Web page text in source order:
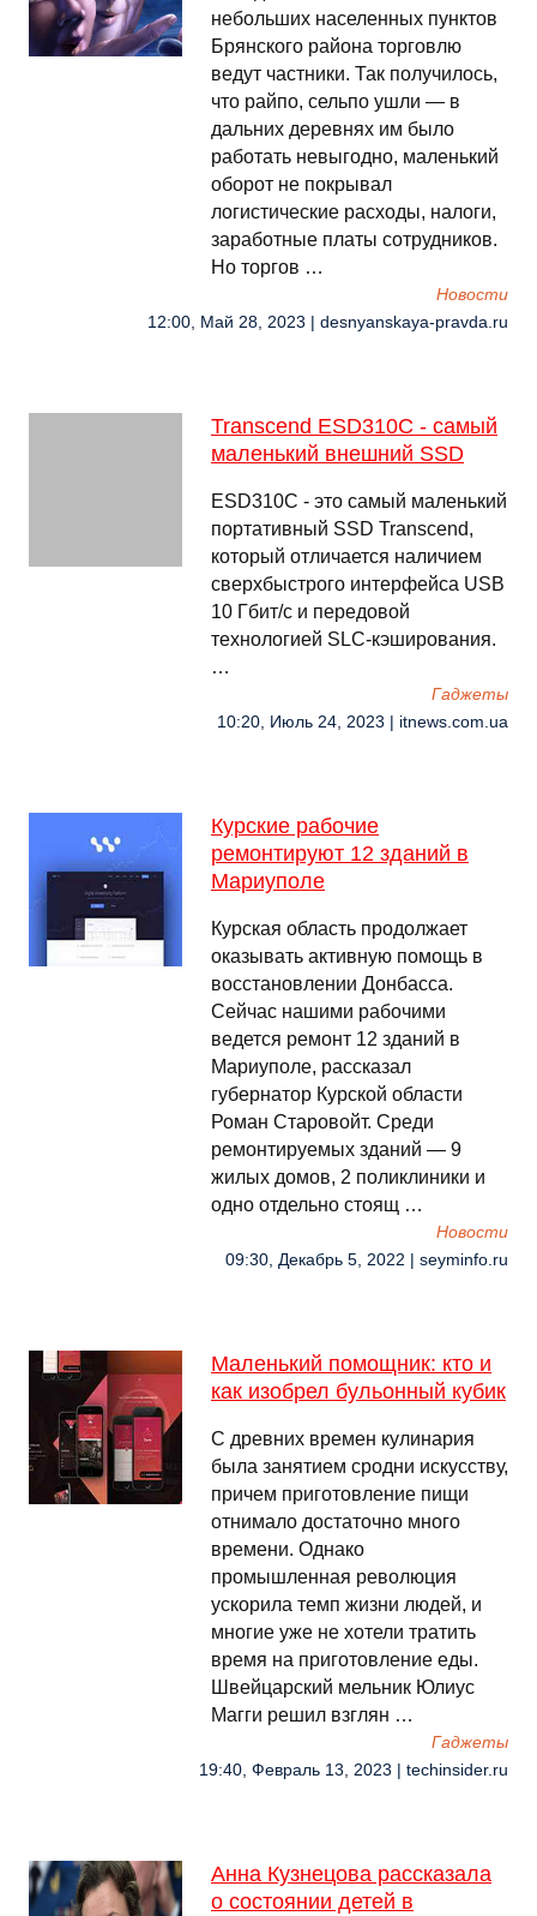
небольших населенных пунктов
Брянского района торговлю
ведут частники. Так получилось,
что райпо, сельпо ушли — в
дальних деревнях им было
работать невыгодно, маленький
оборот не покрывал
логистические расходы, налоги,
заработные платы сотрудников.
Но торгов …
Новости
12:00, Май 28, 2023 | desnyanskaya-pravda.ru
Transcend ESD310C - самый
маленький внешний SSD
ESD310C - это самый маленький
портативный SSD Transcend,
который отличается наличием
сверхбыстрого интерфейса USB
10 Гбит/с и передовой
технологией SLC-кэширования.
…
Гаджеты
10:20, Июль 24, 2023 | itnews.com.ua
Курские рабочие
ремонтируют 12 зданий в
Мариуполе
Курская область продолжает
оказывать активную помощь в
восстановлении Донбасса.
Сейчас нашими рабочими
ведется ремонт 12 зданий в
Мариуполе, рассказал
губернатор Курской области
Роман Старовойт. Среди
ремонтируемых зданий — 9
жилых домов, 2 поликлиники и
одно отдельно стоящ …
Новости
09:30, Декабрь 5, 2022 | seyminfo.ru
Маленький помощник: кто и
как изобрел бульонный кубик
С древних времен кулинария
была занятием сродни искусству,
причем приготовление пищи
отнимало достаточно много
времени. Однако
промышленная революция
ускорила темп жизни людей, и
многие уже не хотели тратить
время на приготовление еды.
Швейцарский мельник Юлиус
Магги решил взглян …
Гаджеты
19:40, Февраль 13, 2023 | techinsider.ru
Анна Кузнецова рассказала
о состоянии детей в